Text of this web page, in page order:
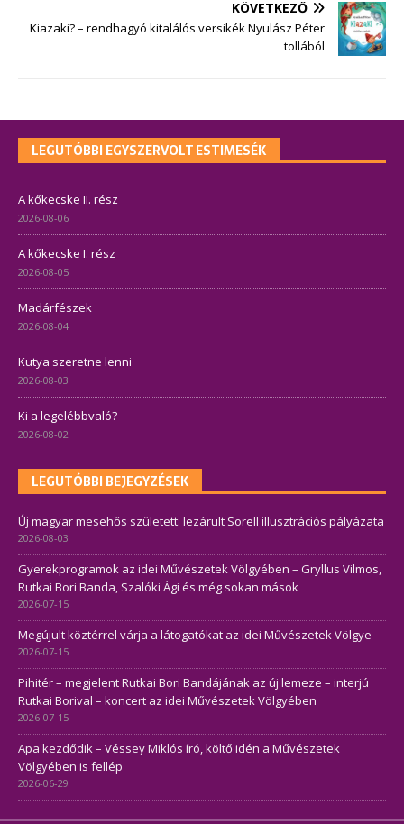
KÖVETKEZŐ
Kiazaki? – rendhagyó kitalálós versikék Nyulász Péter
tollából
LEGUTÓBBI EGYSZERVOLT ESTIMESÉK
A kőkecske II. rész
2026-08-06
A kőkecske I. rész
2026-08-05
Madárfészek
2026-08-04
Kutya szeretne lenni
2026-08-03
Ki a legelébbvaló?
2026-08-02
LEGUTÓBBI BEJEGYZÉSEK
Új magyar mesehős született: lezárult Sorell illusztrációs pályázata
2026-08-03
Gyerekprogramok az idei Művészetek Völgyében – Gryllus Vilmos,
Rutkai Bori Banda, Szalóki Ági és még sokan mások
2026-07-15
Megújult köztérrel várja a látogatókat az idei Művészetek Völgye
2026-07-15
Pihitér – megjelent Rutkai Bori Bandájának az új lemeze – interjú
Rutkai Borival – koncert az idei Művészetek Völgyében
2026-07-15
Apa kezdődik – Véssey Miklós író, költő idén a Művészetek
Völgyében is fellép
2026-06-29